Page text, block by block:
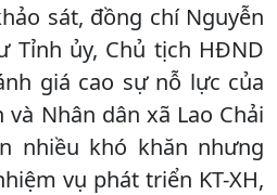
sát, đồng chí Nguyễn
Tỉnh ủy, Chủ tịch HĐND
giá cao sự nỗ lực của
và Nhân dân xã Lao Chải
nhiều khó khăn nhưng
vụ phát triển KT-XH,